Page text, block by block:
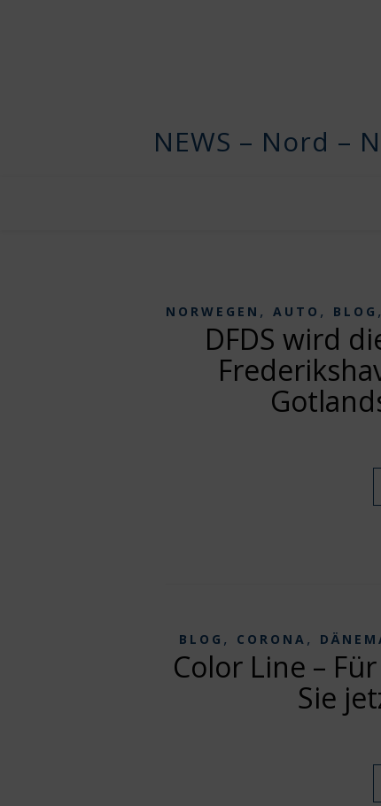
NEWS – Nord –
NORWEGEN , AUTO , BLOG ,
DFDS wird
BLOG , CORONA ,
Color Line –
Sie